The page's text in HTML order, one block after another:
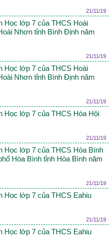
21/11/19
Học lớp 7 của THCS Hoài
Nhơn tỉnh Bình Định năm
21/11/19
Học lớp 7 của THCS Hoài
Nhơn tỉnh Bình Định năm
21/11/19
Học lớp 7 của THCS Hòa Hội
21/11/19
Học lớp 7 của THCS Hòa Bình
Hòa Bình tỉnh Hòa Bình năm
21/11/19
Học lớp 7 của THCS Eahiu
21/11/19
Học lớp 7 của THCS Eahiu